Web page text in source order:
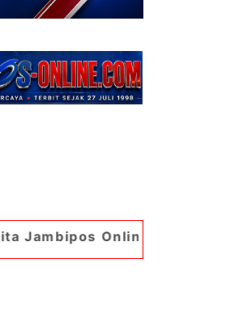
Online. Portal Berita Paling